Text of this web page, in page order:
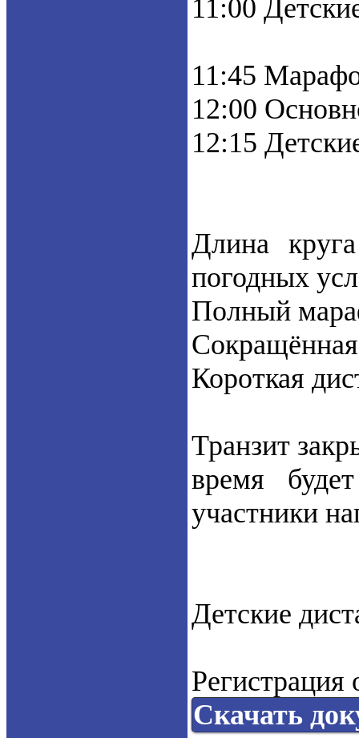
11:00
11:45
12:00
12:15
Длина
погодных
Полный
Короткая
Транзит
время
участники
Детские
Регистрация
Скачать